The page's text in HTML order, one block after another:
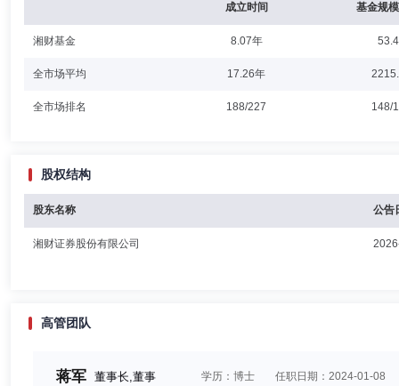
成立时间 基金规
湘财基金 8.07年
全市场平均 17.26年
全市场排名 188/227 148/
股权结构
股东名称 公告
湘财证券股份有限公司
高管团队
蒋军 董事长,董事 学历：博士 任职日期：2024-01-08